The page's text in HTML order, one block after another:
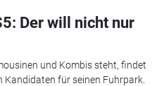
Der will nicht nur
und Kombis steht, findet
Kandidaten für seinen Fuhrpark.